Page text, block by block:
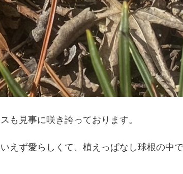
も見事に咲き誇っております。
えず愛らしくて、植えっぱなし球根の中